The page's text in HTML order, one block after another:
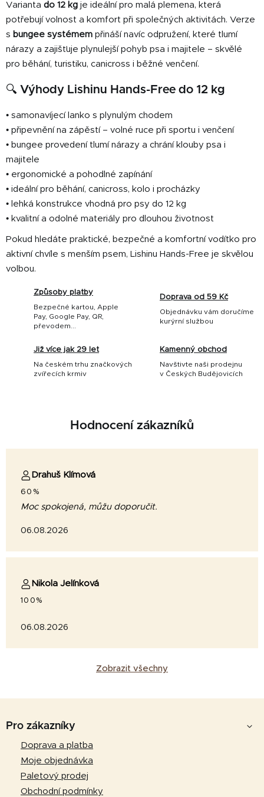
v
ý
p
i
s
Varianta do 12 kg je ideální pro malá plemena, která
potřebují volnost a komfort při společných aktivitách. Verze
s bungee systémem přináší navíc odpružení, které tlumí
nárazy a zajišťuje plynulejší pohyb psa i majitele – skvělé
pro běhání, turistiku, canicross i běžné venčení.
🔍 Výhody Lishinu Hands-Free do 12 kg
• samonavíjecí lanko s plynulým chodem
• připevnění na zápěstí – volné ruce při sportu i venčení
• bungee provedení tlumí nárazy a chrání klouby psa i
majitele
• ergonomické a pohodlné zapínání
• ideální pro běhání, canicross, kolo i procházky
• lehká konstrukce vhodná pro psy do 12 kg
• kvalitní a odolné materiály pro dlouhou životnost
Pokud hledáte praktické, bezpečné a komfortní vodítko pro
aktivní chvíle s menším psem, Lishinu Hands-Free je skvělou
volbou.
Způsoby platby
Bezpečné kartou, Apple
Pay, Google Pay, QR,
převodem...
Doprava od 59 Kč
Objednávku vám doručíme
kurýrní službou
Již více jak 29 let
Na českém trhu značkových
zvířecích krmiv
Kamenný obchod
Navštivte naši prodejnu
v Českých Budějovicích
Hodnocení zákazníků
Drahuš Klímová
60%
Moc spokojená, můžu doporučit.
06.08.2026
Nikola Jelínková
100%
06.08.2026
Zobrazit všechny
Pro zákazníky
Doprava a platba
Moje objednávka
Paletový prodej
Obchodní podmínky